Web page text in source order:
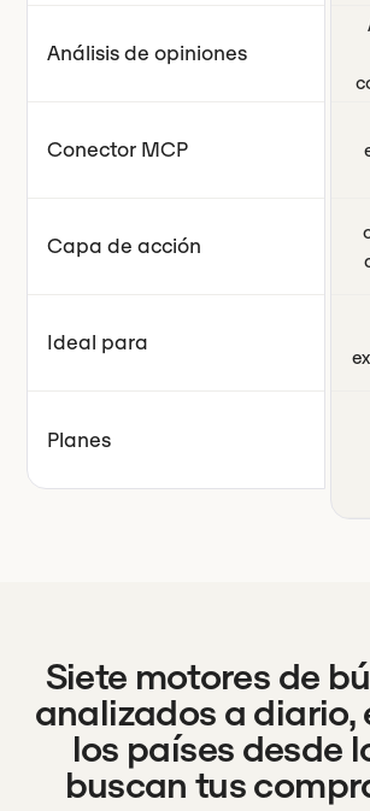
Análisis de opiniones
Conector MCP
Capa de acción
Ideal para
Planes
Siete motores de
analizados a diario,
los países desde
buscan tus